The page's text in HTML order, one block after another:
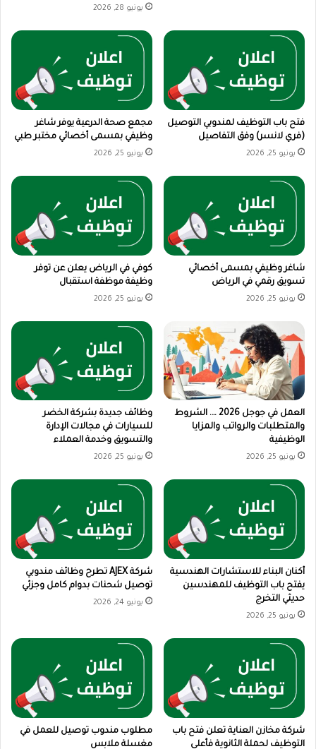
يونيو 28, 2026
فتح باب التوظيف لمندوبي التوصيل
(فري لانسر) وفق التفاصيل
يونيو 25, 2026
مجمع صحة الدرعية يوفر شاغر
وظيفي بمسمى أخصائي مختبر طبي
يونيو 25, 2026
شاغر وظيفي بمسمى أخصائي
تسويق رقمي في الرياض
يونيو 25, 2026
كوفي في الرياض يعلن عن توفر
وظيفة موظفة استقبال
يونيو 25, 2026
العمل في جوجل 2026 …. الشروط
والمتطلبات والرواتب والمزايا
الوظيفية
يونيو 25, 2026
وظائف جديدة بشركة الخضر
للسيارات في مجالات الإدارة
والتسويق وخدمة العملاء
يونيو 25, 2026
أكنان البناء للاستشارات الهندسية
يفتح باب التوظيف للمهندسين
حديثي التخرج
يونيو 25, 2026
شركة AJEX تطرح وظائف مندوبي
توصيل شحنات بدوام كامل وجزئي
يونيو 24, 2026
شركة مخازن العناية تعلن فتح باب
التوظيف لحملة الثانوية فأعلى
مطلوب مندوب توصيل للعمل في
مغسلة ملابس